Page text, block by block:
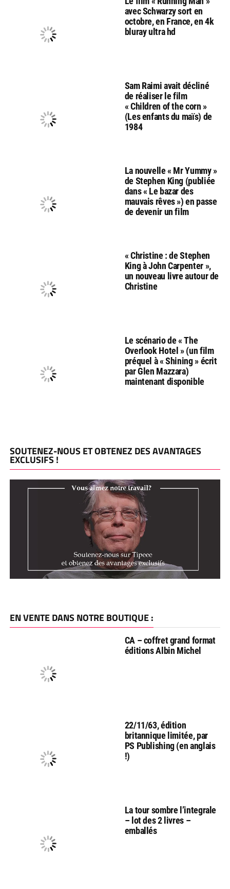
avec Schwarzy sort en
octobre, en France, en 4k
bluray ultra hd
Sam Raimi avait décliné
de réaliser le film
« Children of the corn »
(Les enfants du maïs) de
1984
La nouvelle « Mr Yummy »
de Stephen King (publiée
dans « Le bazar des
mauvais rêves ») en passe
de devenir un film
« Christine : de Stephen
King à John Carpenter »,
un nouveau livre autour de
Christine
Le scénario de « The
Overlook Hotel » (un film
préquel à « Shining » écrit
par Glen Mazzara)
maintenant disponible
SOUTENEZ-NOUS ET OBTENEZ DES AVANTAGES
EXCLUSIFS !
EN VENTE DANS NOTRE BOUTIQUE :
CA – coffret grand format
éditions Albin Michel
22/11/63, édition
britannique limitée, par
PS Publishing (en anglais
!)
La tour sombre l’integrale
– lot des 2 livres –
emballés